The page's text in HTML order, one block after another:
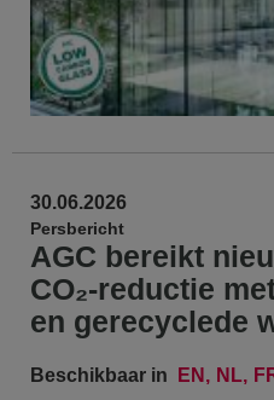
30.06.2026
Persbericht
AGC bereikt
CO₂-reductie
en gerecyclede
Beschikbaar in EN NL